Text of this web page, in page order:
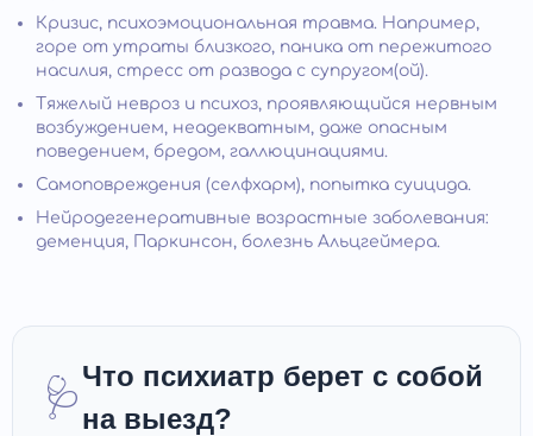
Кризис, психоэмоциональная травма. Например,
горе от утраты близкого, паника от пережитого
насилия, стресс от развода с супругом(ой).
Тяжелый невроз и психоз, проявляющийся нервным
возбуждением, неадекватным, даже опасным
поведением, бредом, галлюцинациями.
Самоповреждения (селфхарм), попытка суицида.
Нейродегенеративные возрастные заболевания:
деменция, Паркинсон, болезнь Альцгеймера.
🩺Что психиатр берет с собой
на выезд?